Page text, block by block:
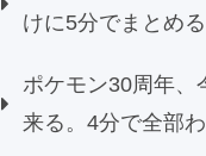
けに5分でまとめ
ポケモン30周年、
来る。4分で全部